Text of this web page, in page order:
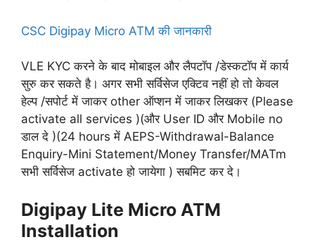
CSC Digipay Micro ATM की जानकारी
VLE KYC करने के बाद मोबाइल और लैपटॉप /डेस्कटॉप में कार्य
सुरु कर सकते है। अगर सभी सर्विसेज एक्टिव नहीं हो तो केवल
हेल्प /सपोर्ट में जाकर other ऑप्शन में जाकर लिखकर (Please
activate all services )(और User ID और Mobile no
डाल दे )(24 hours में AEPS-Withdrawal-Balance
Enquiry-Mini Statement/Money Transfer/MATm
सभी सर्विसेज activate हो जायेगा ) सबमिट कर दे।
Digipay Lite Micro ATM
Installation